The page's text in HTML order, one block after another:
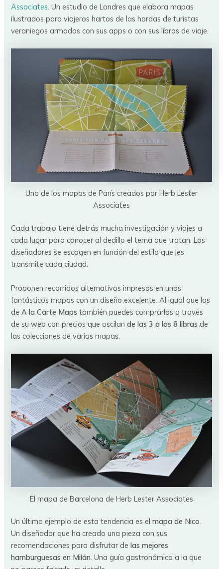
Associates . Un estudio de Londres que elabora mapas
ilustrados para viajeros hartos de las hordas de turistas
veraniegos armados con sus apps o con sus libros de viaje.
Uno de los mapas de París creados por Herb Lester
Associates
Cada trabajo tiene detrás mucha investigación y viajes a
cada lugar para conocer al dedillo el tema que tratan. Los
diseñadores se escogen en función del estilo que les
transmite cada ciudad.
Proponen recorridos alternativos impresos en unos
fantásticos mapas con un diseño excelente. Al igual que los
deA la Carte Maps también puedes comprarlos a través
de su web con precios que oscilande las 3 a las 8 libras de
las colecciones de varios mapas.
El mapa de Barcelona de Herb Lester Associates
Un último ejemplo de esta tendencia es elmapa de Nico.
Un diseñador que ha creado una pieza con sus
recomendaciones para disfrutar delas mejores
hamburguesas en Milán. Una guía gastronómica a la que